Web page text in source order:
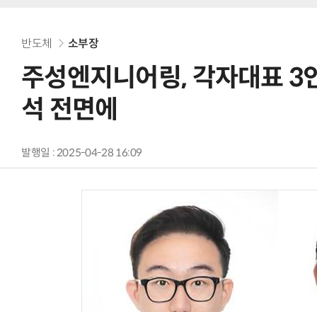
반도체 소부장
주성엔지니어링, 각자대표
석 전면에
발행일 : 2025-04-28 16:09